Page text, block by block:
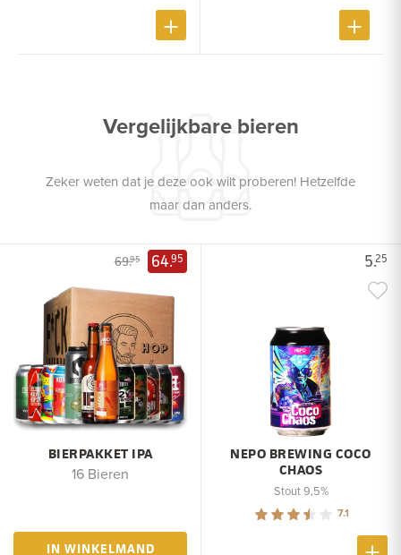
Vergelijkbare bieren
Zeker weten dat je deze ook wilt proberen! Hetzelfde
maar dan anders.
69.95 64.95
BIERPAKKET IPA
16 Bieren
IN WINKELMAND
5.25
NEPO BREWING COCO
CHAOS
Stout 9,5%
7.1